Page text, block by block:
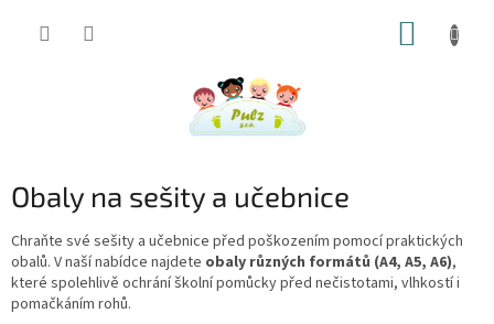
Obaly na sešity a učebnice
Chraňte své sešity a učebnice před poškozením pomocí praktických
obalů. V naší nabídce najdete obaly různých formátů (A4, A5, A6),
které spolehlivě ochrání školní pomůcky před nečistotami, vlhkostí i
pomačkáním rohů.